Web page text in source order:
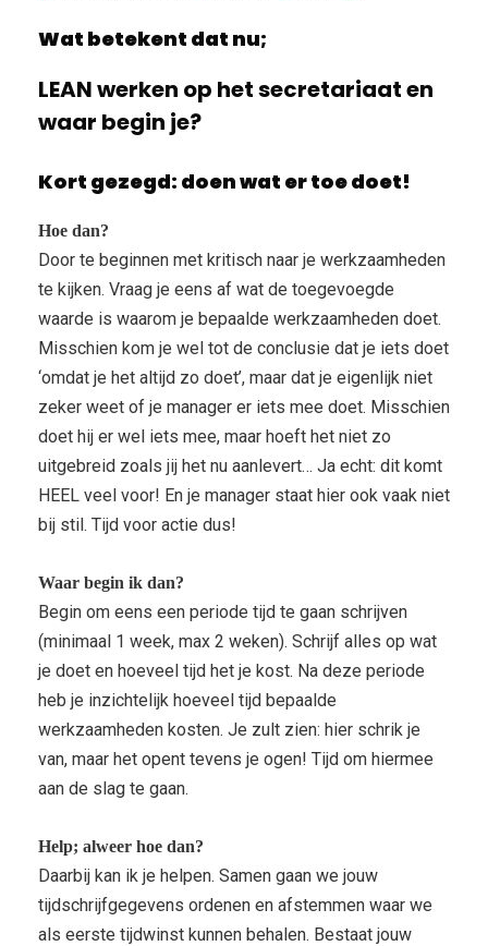
Wat betekent dat nu;
LEAN werken op het secretariaat en
waar begin je?
Kort gezegd: doen wat er toe doet!
Hoe dan?
Door te beginnen met kritisch naar je werkzaamheden
te kijken. Vraag je eens af wat de toegevoegde
waarde is waarom je bepaalde werkzaamheden doet.
Misschien kom je wel tot de conclusie dat je iets doet
‘omdat je het altijd zo doet’, maar dat je eigenlijk niet
zeker weet of je manager er iets mee doet. Misschien
doet hij er wel iets mee, maar hoeft het niet zo
uitgebreid zoals jij het nu aanlevert… Ja echt: dit komt
HEEL veel voor! En je manager staat hier ook vaak niet
bij stil. Tijd voor actie dus!
Waar begin ik dan?
Begin om eens een periode tijd te gaan schrijven
(minimaal 1 week, max 2 weken). Schrijf alles op wat
je doet en hoeveel tijd het je kost. Na deze periode
heb je inzichtelijk hoeveel tijd bepaalde
werkzaamheden kosten. Je zult zien: hier schrik je
van, maar het opent tevens je ogen! Tijd om hiermee
aan de slag te gaan.
Help; alweer hoe dan?
Daarbij kan ik je helpen. Samen gaan we jouw
tijdschrijfgegevens ordenen en afstemmen waar we
als eerste tijdwinst kunnen behalen. Bestaat jouw